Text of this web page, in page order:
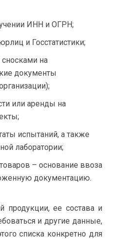
ИНН и ОГРН;
и Госстатистики;
на
документы
или аренды на
испытаний, а также
лаборатории;
– основание ввоза
документацию.
продукции, ее состава и
и другие данные,
списка конкретно для